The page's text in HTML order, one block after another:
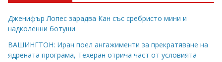
Дженифър Лопес зарадва Кан със сребристо мини и
надколенни ботуши
ВАШИНГТОН: Иран поел ангажименти за прекратяване на
ядрената програма, Техеран отрича част от условията